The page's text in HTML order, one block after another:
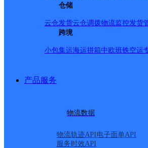
仓储
云仓发货云仓调拨物流监控发货
跨境
小包集运海运拼箱中欧班铁空运
产品服务
物流数据
物流轨迹API电子面单API
服务时效API